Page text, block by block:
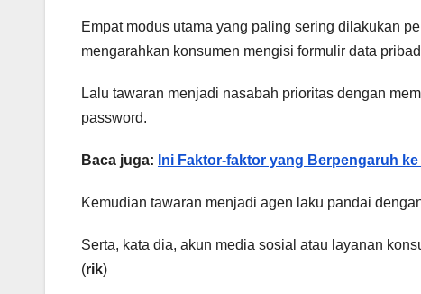
Empat modus utama yang paling sering dilakukan
mengarahkan konsumen mengisi formulir data
Lalu tawaran menjadi nasabah prioritas dengan
password.
Baca juga: Ini Faktor-faktor yang Berpengaruh
Kemudian tawaran menjadi agen laku pandai
Serta, kata dia, akun media sosial atau layanan
(rik)